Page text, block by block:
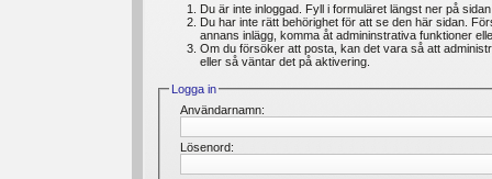
Du är inte inloggad. Fyll i formuläret längst ner på
Du har inte rätt behörighet för att se den här sidan.
annans inlägg, komma åt admininstrativa funktioner
Om du försöker att posta, kan det vara så att
eller så väntar det på aktivering.
Logga in
Användarnamn:
Lösenord: